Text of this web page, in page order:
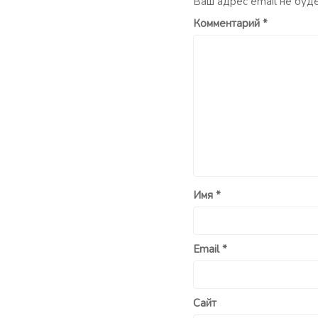
Комментарий *
Имя *
Email*
Сайт